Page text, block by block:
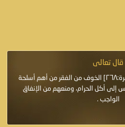
قال تعالى
﴿الشيطان يعِدُكم الفقر﴾[البقرة:٢٦٨] الخوف من الفقر من أهم أسلحة
إلى أكل الحرام، ومنعهم من الإنفاق
الواجب .